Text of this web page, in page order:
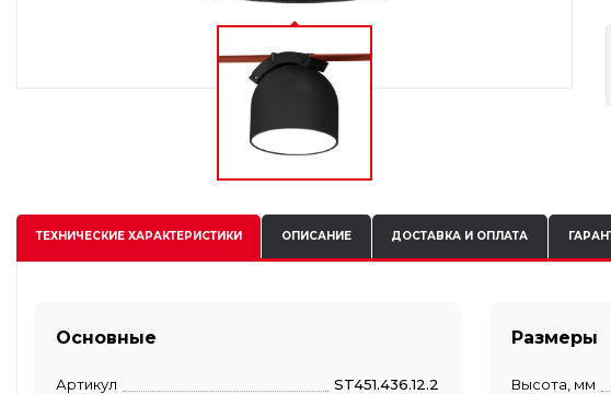
ТЕХНИЧЕСКИЕХАРАКТЕРИСТИКИ ОПИСАНИЕ ДОСТАВКА И ОПЛАТА
Основные
Артикул
ST451.436.12.2
Размеры
Высота, мм